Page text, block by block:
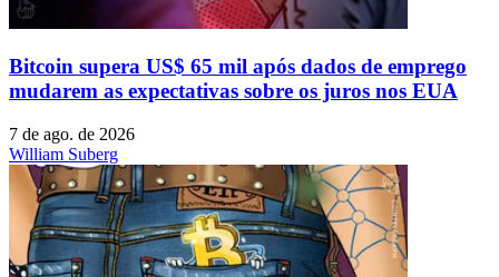
Bitcoin supera US$ 65 mil após dados de emprego
mudarem as expectativas sobre os juros nos EUA
7 de ago. de 2026
William Suberg